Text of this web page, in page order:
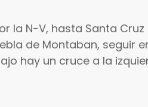
la N-V, hasta Santa
de Montaban, seguir
hay un cruce a la